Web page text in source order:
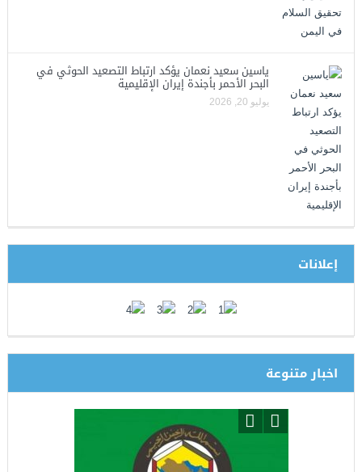
ياسين سعيد نعمان يؤكد ارتباط التصعيد الحوثي في
البحر الأحمر بأجندة إيران الإقليمية
يوليو 20, 2026
إعلانات
اخبار متنوعة